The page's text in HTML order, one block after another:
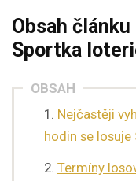
Obsah
Sportka
OBSAH
Nejčastěji
hodin se losuje
Termíny